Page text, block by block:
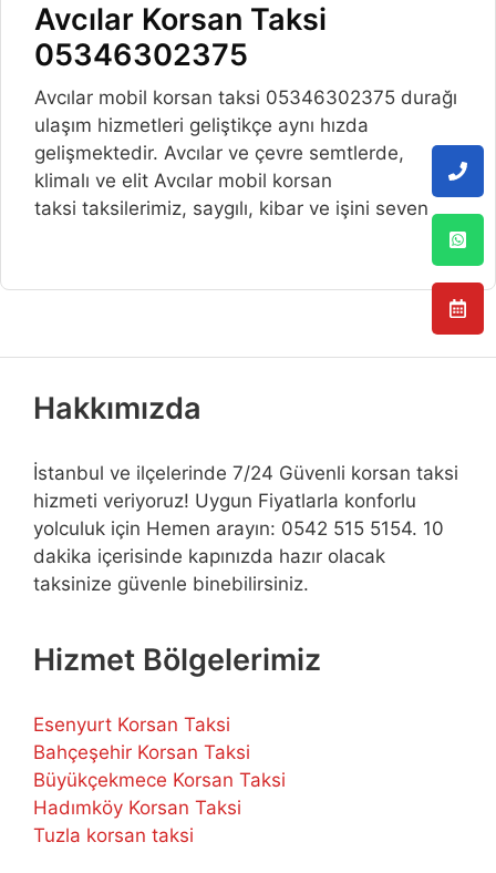
Avcılar Korsan Taksi
05346302375
Avcılar mobil korsan taksi 05346302375 durağı
ulaşım hizmetleri geliştikçe aynı hızda
gelişmektedir. Avcılar ve çevre semtlerde,
klimalı ve elit Avcılar mobil korsan
taksi taksilerimiz, saygılı, kibar ve işini seven
Hakkımızda
İstanbul ve ilçelerinde 7/24 Güvenli korsan taksi
hizmeti veriyoruz! Uygun Fiyatlarla konforlu
yolculuk için Hemen arayın: 0542 515 5154. 10
dakika içerisinde kapınızda hazır olacak
taksinize güvenle binebilirsiniz.
Hizmet Bölgelerimiz
Esenyurt Korsan Taksi
Bahçeşehir Korsan Taksi
Büyükçekmece Korsan Taksi
Hadımköy Korsan Taksi
Tuzla korsan taksi